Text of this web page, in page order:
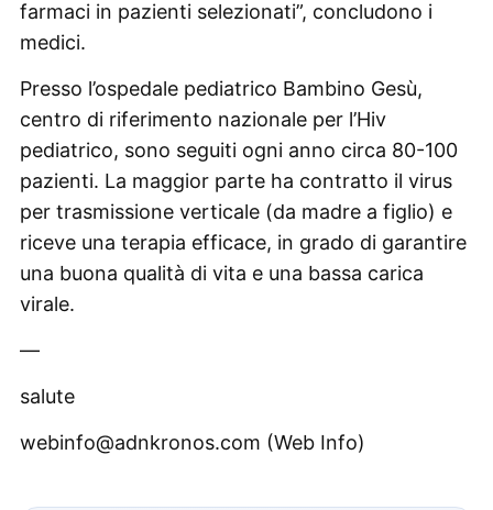
farmaci in pazienti selezionati”, concludono i
medici.
Presso l’ospedale pediatrico Bambino Gesù,
centro di riferimento nazionale per l’Hiv
pediatrico, sono seguiti ogni anno circa 80-100
pazienti. La maggior parte ha contratto il virus
per trasmissione verticale (da madre a figlio) e
riceve una terapia efficace, in grado di garantire
una buona qualità di vita e una bassa carica
virale.
—
salute
webinfo@adnkronos.com (Web Info)